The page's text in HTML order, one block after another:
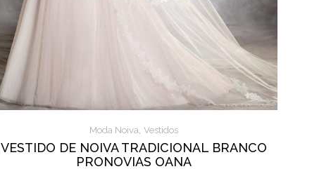
Moda Noiva, Vestidos
VESTIDO DE NOIVA TRADICIONAL BRANCO
PRONOVIAS OANA